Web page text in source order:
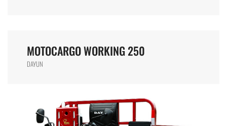
MOTOCARGO WORKING 250
DAYUN